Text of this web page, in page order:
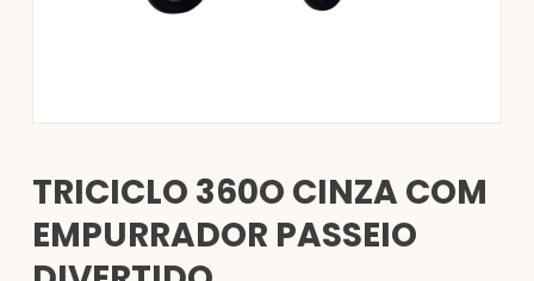
TRICICLO 360O CINZA COM
EMPURRADOR PASSEIO